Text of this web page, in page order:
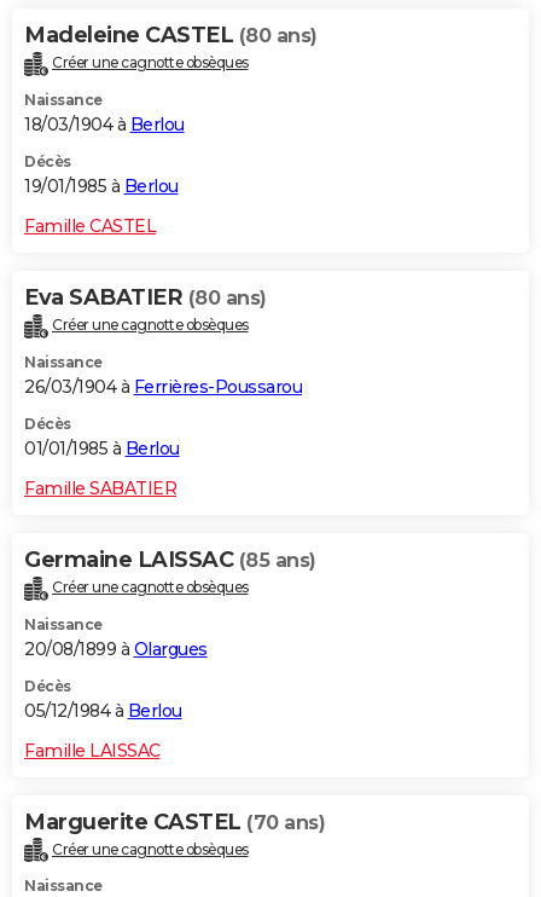
Madeleine CASTEL (80 ans)
Créer une cagnotte obsèques
Naissance
18/03/1904 à Berlou
Décès
19/01/1985 à Berlou
Famille CASTEL
Eva SABATIER (80 ans)
Créer une cagnotte obsèques
Naissance
26/03/1904 à Ferrières-Poussarou
Décès
01/01/1985 à Berlou
Famille SABATIER
Germaine LAISSAC (85 ans)
Créer une cagnotte obsèques
Naissance
20/08/1899 à Olargues
Décès
05/12/1984 à Berlou
Famille LAISSAC
Marguerite CASTEL (70 ans)
Créer une cagnotte obsèques
Naissance